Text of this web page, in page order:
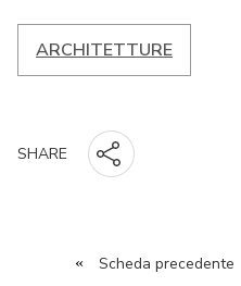
ARCHITETTURE
SHARE
« Scheda precedente